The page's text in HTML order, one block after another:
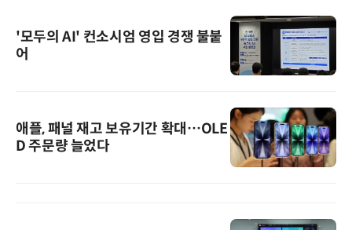
'모두의 AI' 컨소시엄 영입 경쟁 불붙
어
애플, 패널 재고 보유기간 확대…OLE
D 주문량 늘었다